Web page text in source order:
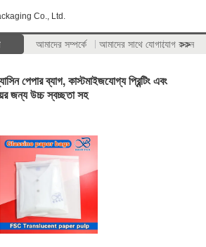
Co., Ltd.
আমাদের সম্পর্কে আমাদের সাথে যোগাযোগ করুন
>>
পেপার ব্যাগ, কাস্টমাইজযোগ্য প্রিন্টিং এবং
জন্য উচ্চ স্বচ্ছতা সহ